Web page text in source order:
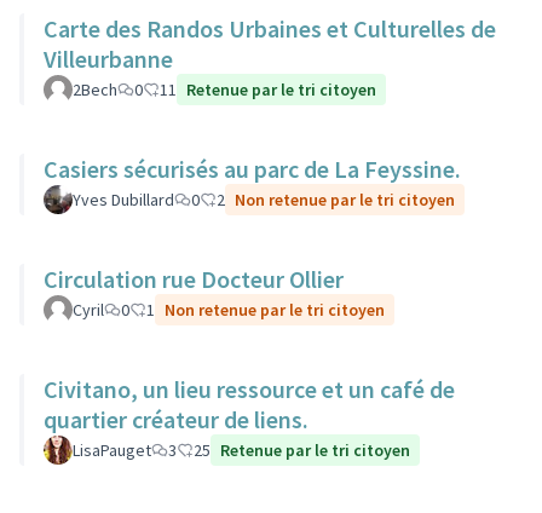
Carte des Randos Urbaines et Culturelles de
Villeurbanne
2Bech 0 11 Retenue par le tri citoyen
Casiers sécurisés au parc de La Feyssine.
Yves Dubillard 0 2 Non retenue par le tri citoyen
Circulation rue Docteur Ollier
Cyril 0 1 Non retenue par le tri citoyen
Civitano, un lieu ressource et un café de
quartier créateur de liens.
LisaPauget 3 25 Retenue par le tri citoyen